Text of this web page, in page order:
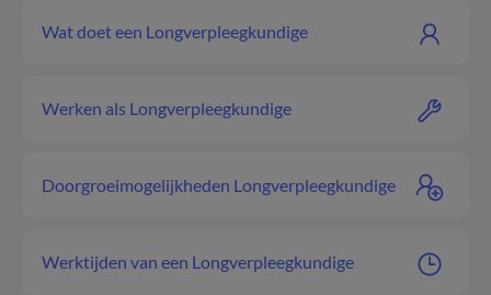
Wat doet een Longverpleegkundige
Werken als Longverpleegkundige
Doorgroeimogelijkheden Longverpleegkundige
Werktijden van een Longverpleegkundige